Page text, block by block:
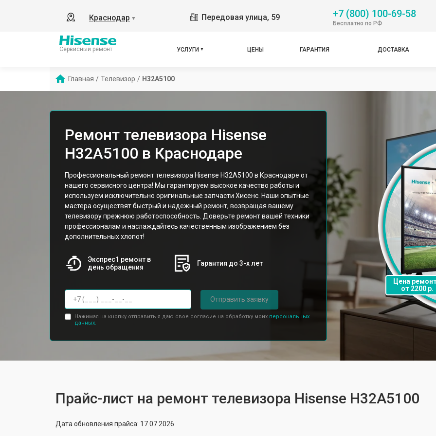
Краснодар ▼ Передовая улица, 59 +7 (800) 100-69-58
Бесплатно по РФ
Сервисный ремонт УСЛУГИ ЦЕНЫ ГАРАНТИЯ ДОСТАВКА
Главная / Телевизор / H32A5100
Ремонт телевизора Hisense
H32A5100 в Краснодаре
Профессиональный ремонт телевизора Hisense H32A5100 в Краснодаре от
нашего сервисного центра! Мы гарантируем высокое качество работы и
используем исключительно оригинальные запчасти Хисенс. Наши опытные
мастера осуществят быстрый и надежный ремонт, возвращая вашему
телевизору прежнюю работоспособность. Доверьте ремонт вашей техники
профессионалам и наслаждайтесь качественным изображением без
дополнительных хлопот!
Экспрес1 ремонт в
день обращения
Гарантия до 3-х лет
Отправить заявку
Нажимая на кнопку отправить я даю свое согласие на обработку моих персональных
данных.
Цена
от 2200 р.
Прайс-лист на ремонт телевизора Hisense H32A5100
Дата обновления прайса: 17.07.2026